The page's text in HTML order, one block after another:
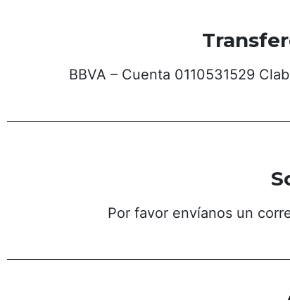
BBVA – Cuenta 0110531529
Por favor envíanos un